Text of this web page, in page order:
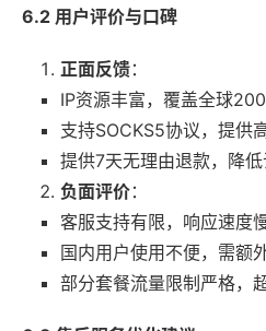
6.2 用户评价与口碑
正面反馈：
IP资源丰富，覆盖全球200
支持SOCKS5协议，提供
提供7天无理由退款，降低
负面评价：
客服支持有限，响应速度慢
国内用户使用不便，需额
部分套餐流量限制严格，